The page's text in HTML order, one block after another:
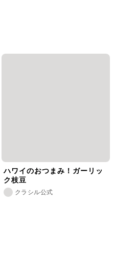
ハワイのおつまみ！ガーリッ
ク枝豆
クラシル公式